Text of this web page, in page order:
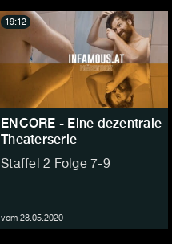
ENCORE - Eine dezentrale
Theaterserie
Staffel 2 Folge 7-9
vom 28.05.2020
19:12